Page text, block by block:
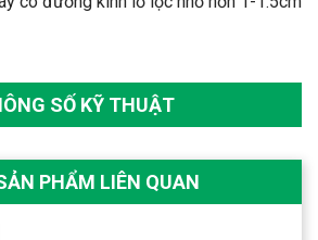
SỐ KỸ THUẬT
PHẨM LIÊN QUAN